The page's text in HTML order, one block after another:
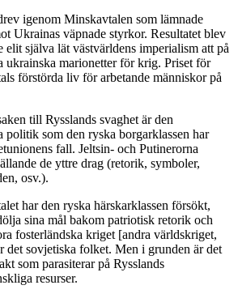
igenom Minskavtalen som lämnade
Ukrainas väpnade styrkor. Resultatet blev
elit själva lät västvärldens imperialism att på
ukrainska marionetter för krig. Priset för
förstörda liv för arbetande människor på
till Rysslands svaghet är den
politik som den ryska borgarklassen har
fall. Jeltsin- och Putinerorna
de yttre drag (retorik, symboler,
osv.).
har den ryska härskarklassen försökt,
sina mål bakom patriotisk retorik och
fosterländska kriget [andra världskriget,
det sovjetiska folket. Men i grunden är det
som parasiterar på Rysslands
resurser.